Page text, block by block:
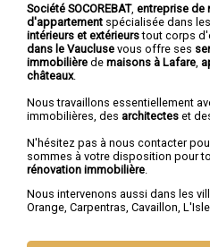
Société SOCOREBAT, entreprise de
d'appartement spécialisée dans
intérieurs et extérieurstout corps
dans le Vaucluse vous offre ses
immobilière de maisons à Lafare
châteaux.
Nous travaillons essentiellement
immobilières, des architectes et
N'hésitez pas à nous contacter
sommes à votre disposition pour
rénovation immobilière
Nous intervenons aussi dans les
Orange, Carpentras, Cavaillon,